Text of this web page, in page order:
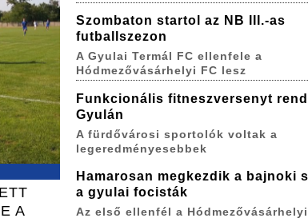
A
Szombaton startol az NB III.-as
futballszezon
A Gyulai Termál FC ellenfele a
Hódmezővásárhelyi FC lesz
Funkcionális fitneszversenyt
Gyulán
A fürdővárosi sportolók voltak a
legeredményesebbek
Hamarosan megkezdik a bajnoki
a gyulai focisták
Az első ellenfél a